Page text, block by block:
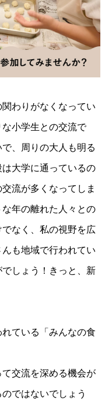
わりがなくなってい
小学生との交流で
、周りの大人も明る
大学に通っているの
流が多くなってしま
年の離れた人々との
なく、私の視野を広
も地域で行われてい
しょう！きっと、新
ている「みんなの食
交流を深める機会が
ではないでしょう